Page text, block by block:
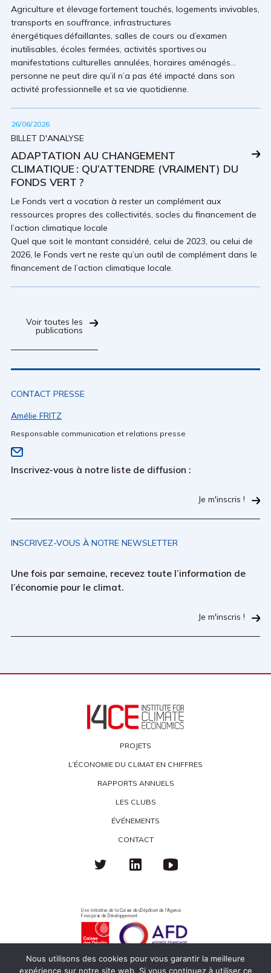
Agriculture et élevage fortement touchés, logements invivables,
transports en souffrance, infrastructures
énergétiques défaillantes, salles de cours ou d’examen
inutilisables, écoles fermées, activités sportives ou
manifestations culturelles annulées, horaires aménagés…
personne ne peut dire qu’il n’a pas été impacté dans son
activité professionnelle et sa vie quotidienne.
26/06/2026
BILLET D'ANALYSE
ADAPTATION AU CHANGEMENT
CLIMATIQUE : QU’ATTENDRE (VRAIMENT) DU
FONDS VERT ?
Le Fonds vert a vocation à rester un complément aux
ressources propres des collectivités, socles du financement de
l’action climatique locale
Quel que soit le montant considéré, celui de 2023, ou celui de
2026, le Fonds vert ne reste qu’un outil de complément dans le
financement de l’action climatique locale.
Voir toutes les
publications
CONTACT PRESSE
Amélie FRITZ
Responsable communication et relations presse
Inscrivez-vous à notre liste de diffusion :
Je m'inscris !
INSCRIVEZ-VOUS À NOTRE NEWSLETTER
Une fois par semaine, recevez toute l’information de
l’économie pour le climat.
Je m'inscris !
PROJETS
L’ÉCONOMIE DU CLIMAT EN CHIFFRES
RAPPORTS ANNUELS
LES CLUBS
ÉVÉNEMENTS
CONTACT
Une initiative de la Caisse des Dépôts et de l'Agence
Française de Développement
Nous utilisons des cookies pour vous garantir la meilleure
expérience sur notre site web. Si vous continuez à utiliser ce